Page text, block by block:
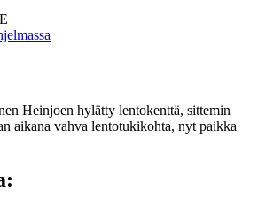
Heinjoen hylätty lentokenttä, sittemin
aikana vahva lentotukikohta, nyt paikka